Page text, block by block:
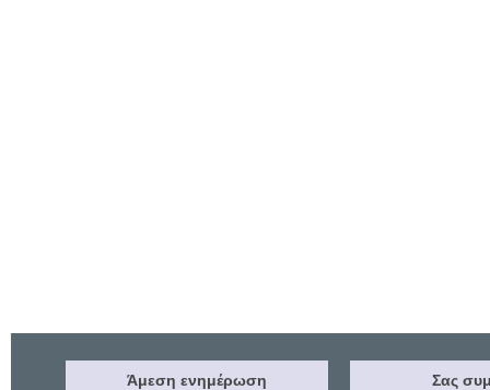
Άμεση ενημέρωση Σας